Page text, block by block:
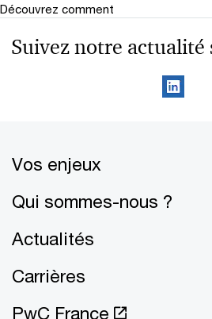
Découvrez comment
Suivez notre
Vos enjeux
Qui sommes-nous ?
Actualités
Carrières
PwC France